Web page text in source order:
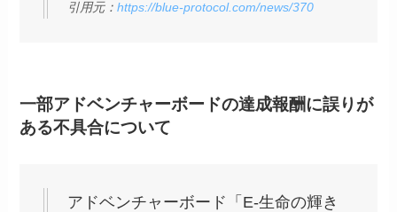
引用元：https://blue-protocol.com/news/370
一部アドベンチャーボードの達成報酬に誤りが
ある不具合について
アドベンチャーボード「E-生命の輝き